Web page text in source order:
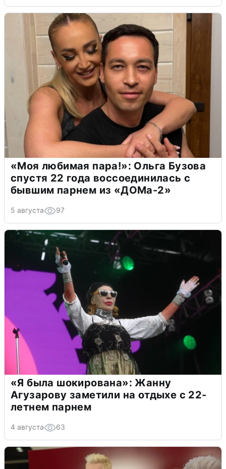
«Моя любимая пара!»: Ольга Бузова
спустя 22 года воссоединилась с
бывшим парнем из «ДОМа-2»
5 августа 97
«Я была шокирована»: Жанну
Агузарову заметили на отдыхе с 22-
летнем парнем
4 августа 63